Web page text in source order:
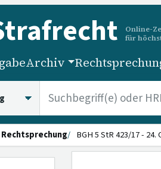
Online-
für
Archiv
Rechtsprechung BGH 5 StR 423/17 -